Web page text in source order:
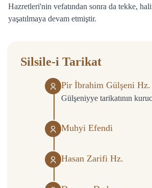
Hazretleri'nin vefatından sonra da tekke,
yaşatılmaya devam etmiştir.
Silsile-i Tarikat
Pir İbrahim Gülşeni Hz.
Gülşeniyye tarikatının
Muhyi Efendi
Hasan Zarifi Hz.